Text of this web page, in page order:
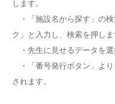
します。
・「施設名から探す」の検
ク」と入力し、検索を押しま
・先生に見せるデータを選
・「番号発行ボタン」より
されます。